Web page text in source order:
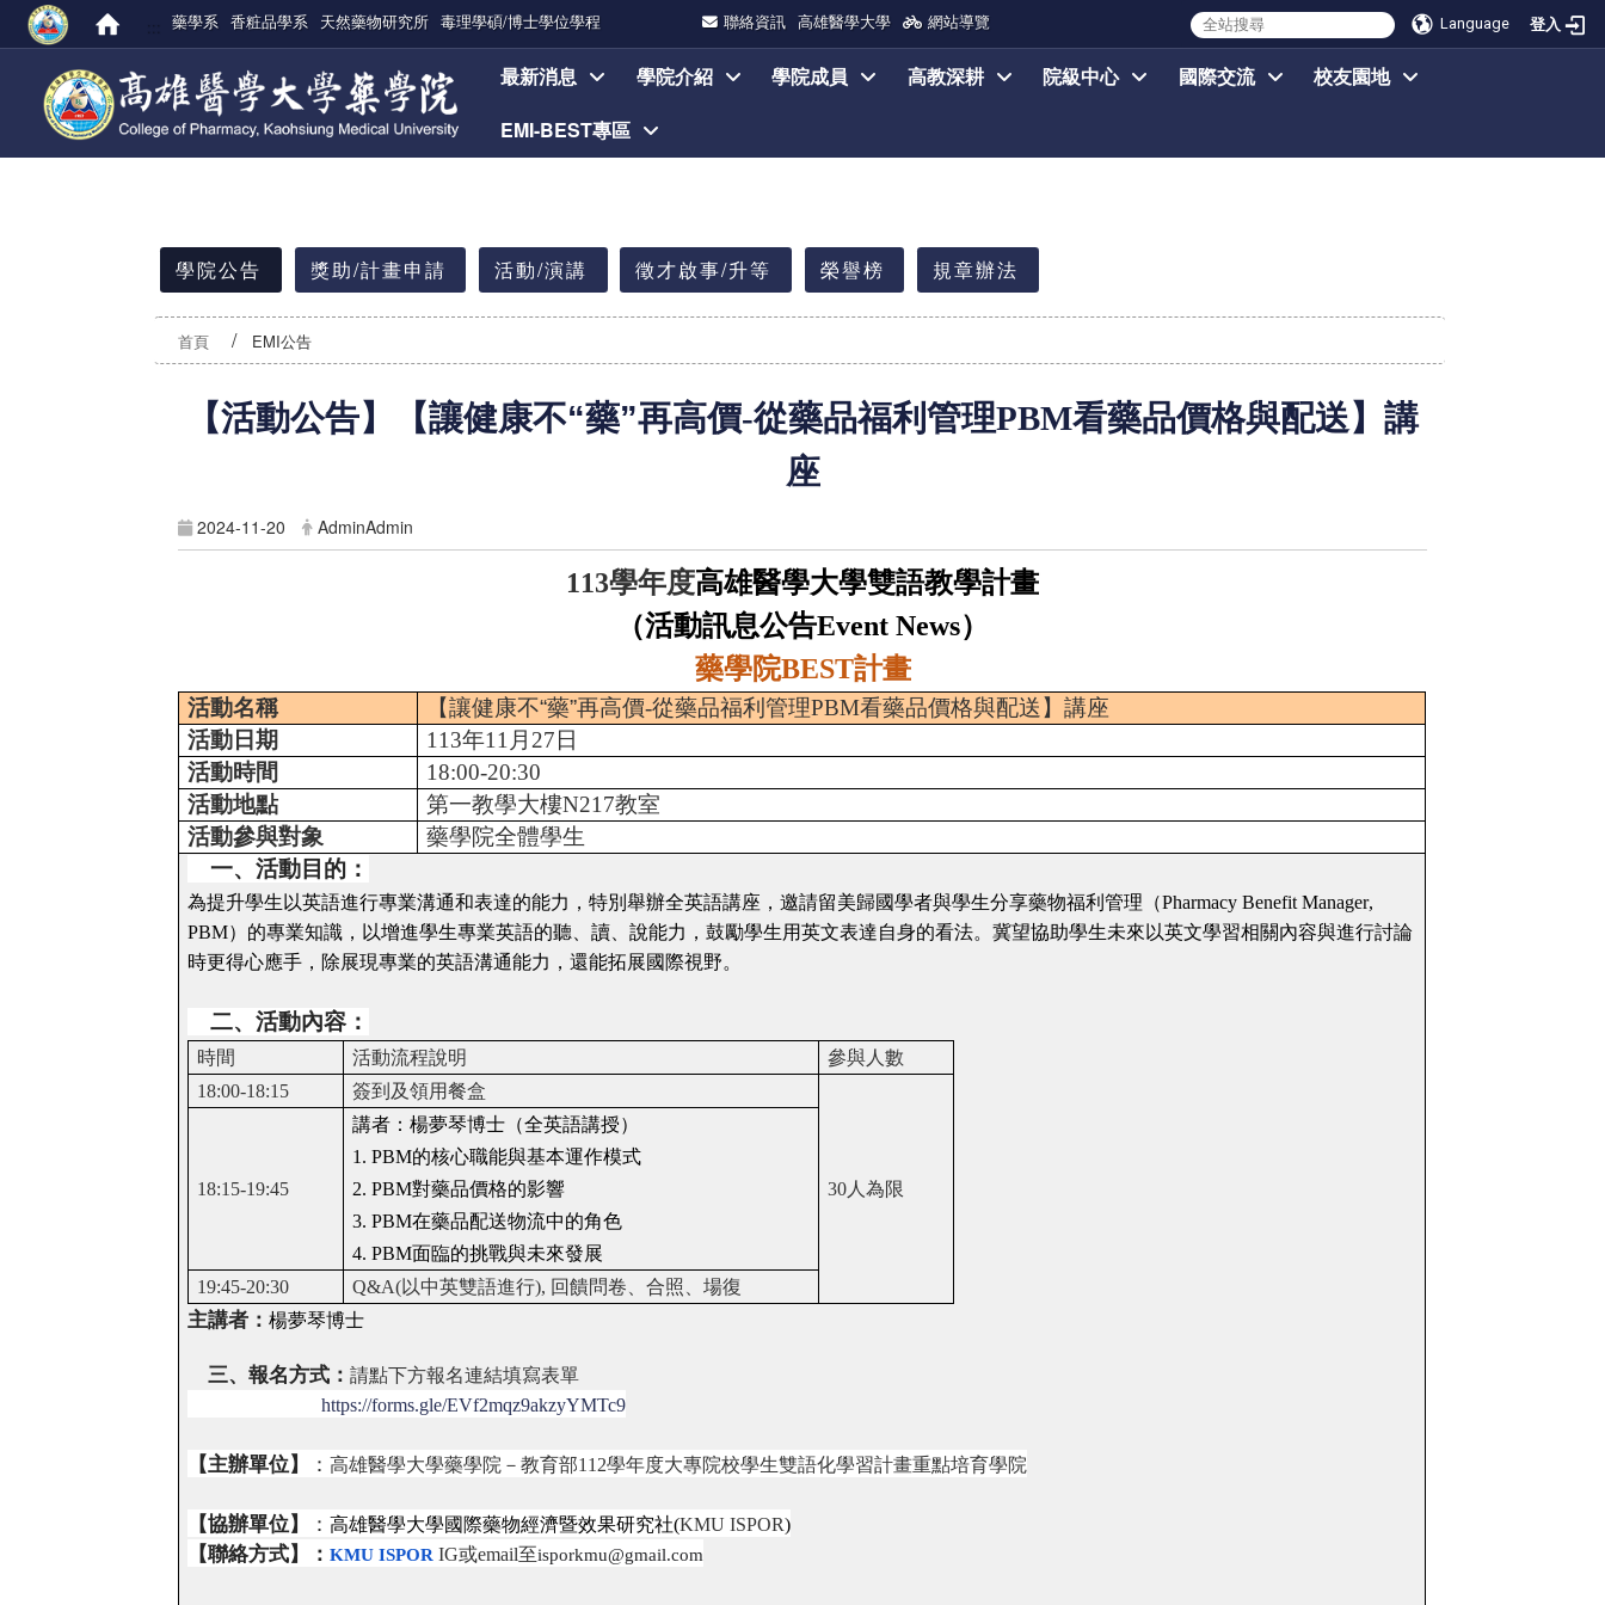
Language 登入
藥學系 香粧品學系 天然藥物研究所 毒理學碩/博士學位學程 聯絡資訊 高雄醫學大學 網站導覽
最新消息 學院介紹 學院成員 高教深耕 院級中心 國際交流
校友園地
EMI-BEST專區
學院公告
獎助/計畫申請 活動/演講 徵才啟事/升等 榮譽榜 規章辦法
首頁 EMI公告
【活動公告】 【讓健康不“藥”再高價-從藥品福利管理PBM看藥品價格與配送】講
座
2024-11-20 AdminAdmin
113學年度高雄醫學大學雙語教學計畫
（活動訊息公告Event News）
藥學院BEST計畫
活動名稱 【讓健康不“藥”再高價-從藥品福利管理PBM看藥品價格與配送】講座
活動日期
113年11 月 27日
活動時間
18:00-20:30
活動地點
第一教學大樓N217教室
活動參與對象
藥學院全體學生
一、活動目的：
為提升學生以英語進行專業溝通和表達的能力，特別舉辦全英語講座，邀請留美歸國學者與學生分享藥物福利管理（Pharmacy Benefit Manager,
PBM）的專業知識，以增進學生專業英語的聽、讀、說能力，鼓勵學生用英文表達自身的看法。冀望協助學生未來以英文學習相關內容與進行討論
時更得心應手，除展現專業的英語溝通能力，還能拓展國際視野。
二、活動內容：
時間 活動流程說明
參與人數
18:00-18:15
簽到及領用餐盒
30 人為限
18:15-19:45
講者：楊夢琴博士（全英語講授）
1. PBM的核心職能與基本運作模式
2. PBM對藥品價格的影響
3. PBM在藥品配送物流中的角色
4. PBM面臨的挑戰與未來發展
19:45-20:30
Q&A(以中英雙語進行), 回饋問卷、合照、場復
主講者：楊夢琴博士
三、報名方式：請點下方報名連結填寫表單
https://forms.gle/EVf2mqz9akzyYMTc9
【主辦單位】 ：高雄醫學大學藥學院－教育部112學年度大專院校學生雙語化學習計畫重點培育學院
【協辦單位】 ：高雄醫學大學國際藥物經濟暨效果研究社(KMU ISPOR)
【聯絡方式】：KMU ISPOR IG或email至isporkmu@gmail.com